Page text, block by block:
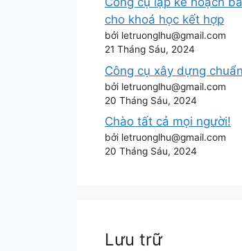
cho khoá học kết hợp
bởi letruonglhu@gmail.com
21 Tháng Sáu, 2024
Công cụ xây dựng
bởi letruonglhu@gmail.com
20 Tháng Sáu, 2024
Chào tất cả mọi người!
bởi letruonglhu@gmail.com
20 Tháng Sáu, 2024
Lưu trữ